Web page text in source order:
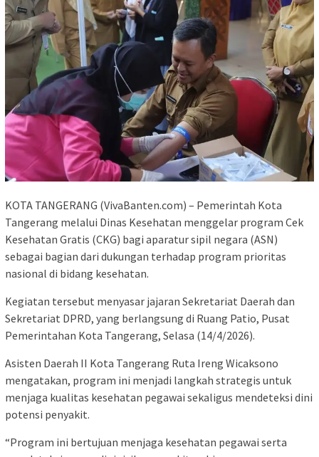
KOTA TANGERANG (VivaBanten.com) – Pemerintah Kota
Tangerang melalui Dinas Kesehatan menggelar program Cek
Kesehatan Gratis (CKG) bagi aparatur sipil negara (ASN)
sebagai bagian dari dukungan terhadap program prioritas
nasional di bidang kesehatan.
Kegiatan tersebut menyasar jajaran Sekretariat Daerah dan
Sekretariat DPRD, yang berlangsung di Ruang Patio, Pusat
Pemerintahan Kota Tangerang, Selasa (14/4/2026).
Asisten Daerah II Kota Tangerang Ruta Ireng Wicaksono
mengatakan, program ini menjadi langkah strategis untuk
menjaga kualitas kesehatan pegawai sekaligus mendeteksi dini
potensi penyakit.
“Program ini bertujuan menjaga kesehatan pegawai serta